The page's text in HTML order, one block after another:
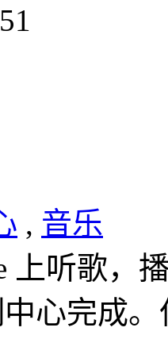
, 音乐
上听歌，
心完成